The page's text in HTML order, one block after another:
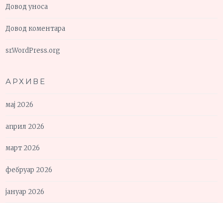
Довод уноса
Довод коментара
sr.WordPress.org
АРХИВЕ
мај 2026
април 2026
март 2026
фебруар 2026
јануар 2026